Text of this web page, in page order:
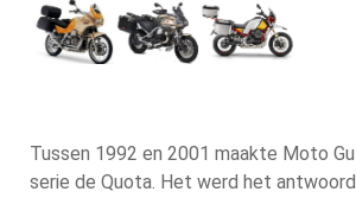
Tussen 1992 en 2001 maakte Moto
serie de Quota. Het werd het